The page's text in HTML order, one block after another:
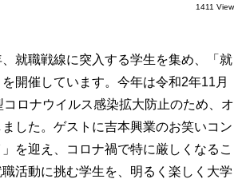
1411 View
就職戦線に突入する学生を集め、「就
開催しています。今年は令和2年11月
ロナウイルス感染拡大防止のため、オ
した。ゲストに吉本興業のお笑いコン
を迎え、コロナ禍で特に厳しくなるこ
活動に挑む学生を、明るく楽しく大学